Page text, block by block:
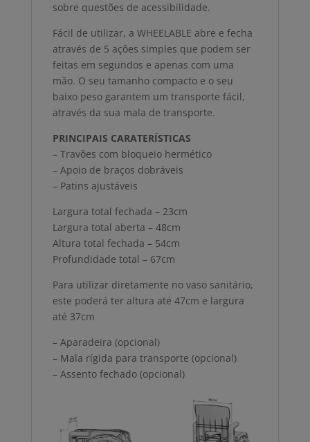
sobre questões de acessibilidade.
Fácil de utilizar, a WHEELABLE abre e fecha
através de 5 ações simples que podem ser
feitas em segundos e apenas com uma
mão. O seu tamanho compacto e o seu
baixo peso garantem um transporte fácil,
através da sua mala de transporte.
PRINCIPAIS CARATERÍSTICAS
– Travões com bloqueio hermético
– Apoio de braços dobráveis
– Patins ajustáveis
Largura total fechada – 23cm
Largura total aberta – 48cm
Altura total fechada – 54cm
Profundidade total – 67cm
Para utilizar diretamente no vaso sanitário,
este poderá ter altura até 47cm e largura
até 37cm
– Aparadeira (opcional)
– Mala rígida para transporte (opcional)
– Assento fechado (opcional)